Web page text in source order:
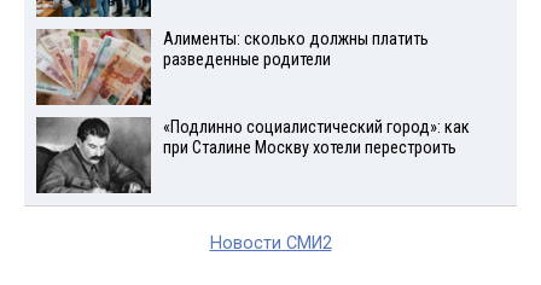
Алименты: сколько должны платить
разведенные родители
«Подлинно социалистический город»: как
при Сталине Москву хотели перестроить
Новости СМИ2